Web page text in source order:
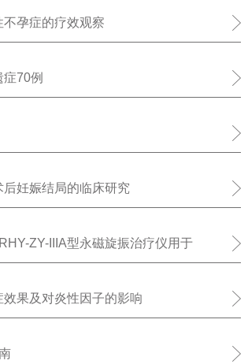
孕症的疗效观察
70例
妊娠结局的临床研究
ZY-IIIA型永磁旋振治疗仪用于
果及对炎性因子的影响